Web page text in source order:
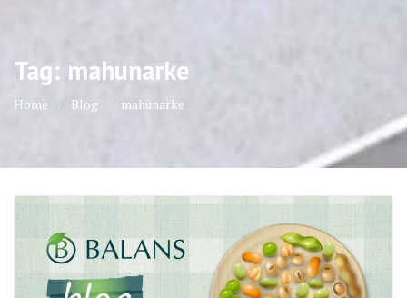
Tag: mahunarke
Home Blog mahunarke